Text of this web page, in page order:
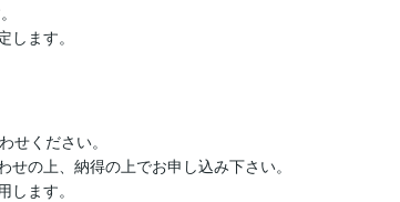
します。
せください。
せの上、納得の上でお申し込み下さい。
します。